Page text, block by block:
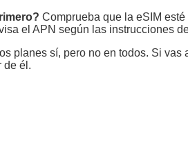
Comprueba que la eSIM
el APN según las instrucciones
planes sí, pero no en todos. Si
de él.